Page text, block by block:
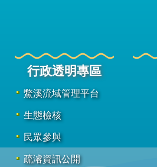
行政透明專區
鱉溪流域管理平台
生態檢核
民眾參與
疏濬資訊公開